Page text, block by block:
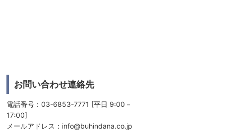
お問い合わせ連絡先
電話番号：03-6853-7771 [平日 9:00－
17:00]
メールアドレス： info@buhindana.co.jp